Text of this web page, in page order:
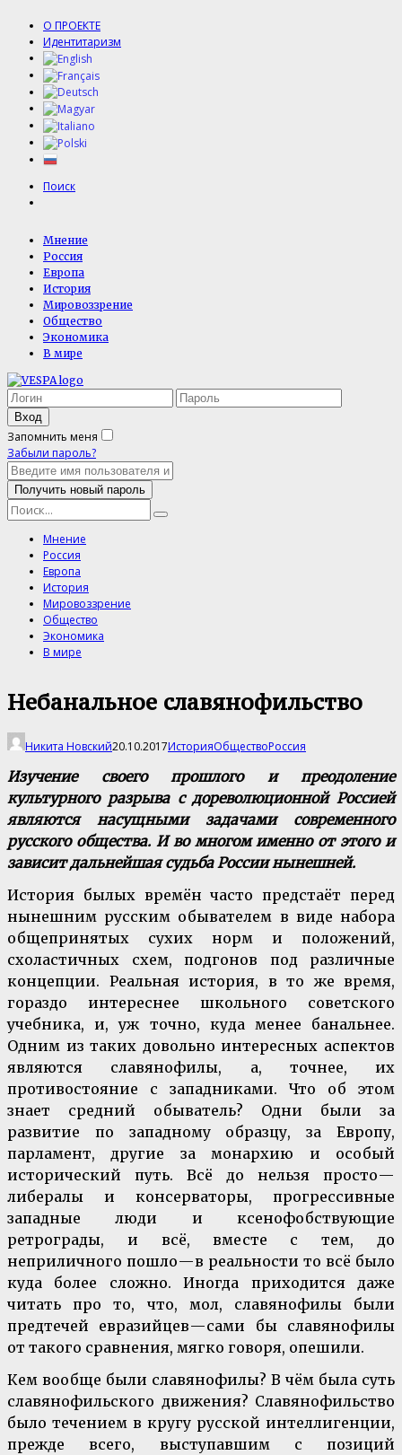
О ПРОЕКТЕ
Идентитаризм
Поиск
Мнение
Россия
Европа
История
Мировоззрение
Общество
Экономика
В мире
Запомнить меня
Забыли пароль?
Мнение
Россия
Европа
История
Мировоззрение
Общество
Экономика
В мире
Небанальное славянофильство
Никита Новский20.10.2017ИсторияОбществоРоссия
Изучение своего прошлого и преодоление
культурного разрыва с дореволюционной Россией
являются насущными задачами современного
русского общества. И во многом именно от этого и
зависит дальнейшая судьба России нынешней.
История былых времён часто предстаёт перед
нынешним русским обывателем в виде набора
общепринятых сухих норм и положений,
схоластичных схем, подгонов под различные
концепции. Реальная история, в то же время,
гораздо интереснее школьного советского
учебника, и, уж точно, куда менее банальнее.
Одним из таких довольно интересных аспектов
являются славянофилы, а, точнее, их
противостояние с западниками. Что об этом
знает средний обыватель? Одни были за
развитие по западному образцу, за Европу,
парламент, другие за монархию и особый
исторический путь. Всё до нельзя просто —
либералы и консерваторы, прогрессивные
западные люди и ксенофобствующие
ретрограды, и всё, вместе с тем, до
неприличного пошло — в реальности то всё было
куда более сложно. Иногда приходится даже
читать про то, что, мол, славянофилы были
предтечей евразийцев — сами бы славянофилы
от такого сравнения, мягко говоря, опешили.
Кем вообще были славянофилы? В чём была суть
славянофильского движения? Славянофильство
было течением в кругу русской интеллигенции,
прежде всего, выступавшим с позиций